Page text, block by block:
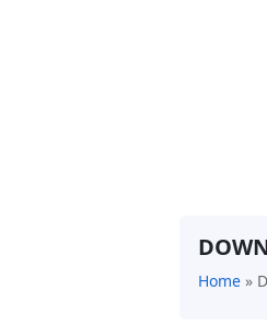
Home »